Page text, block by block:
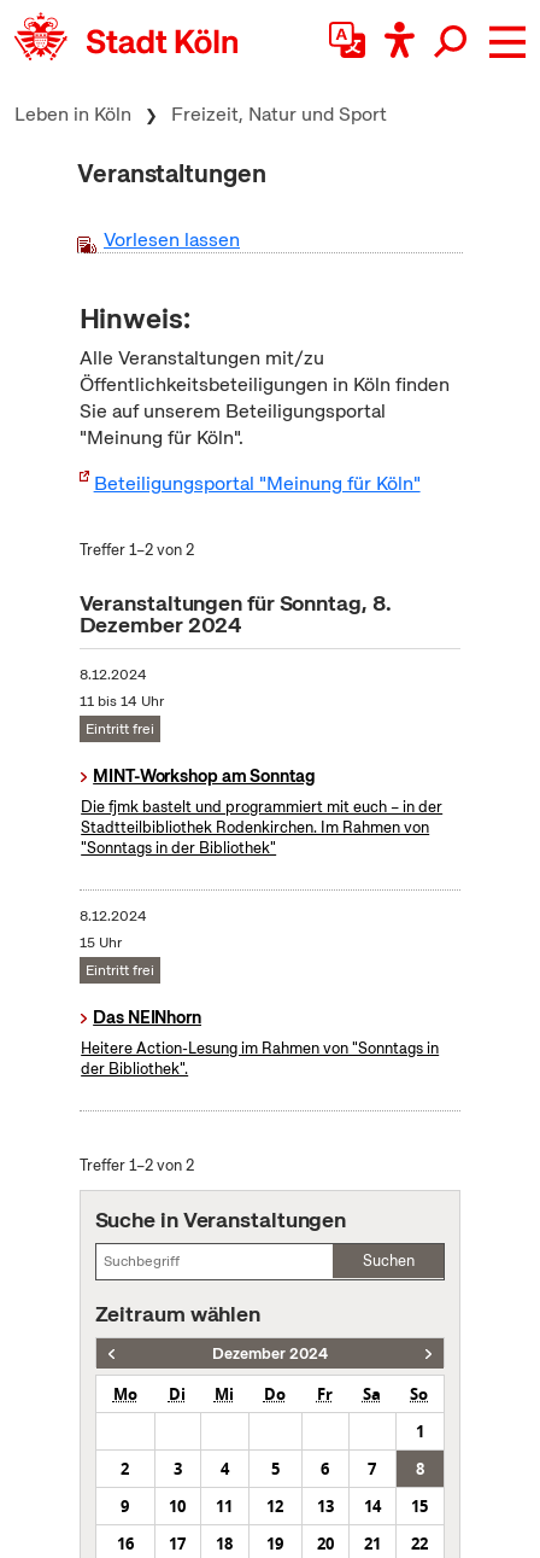
zum Inhalt springen
Leben in Köln Freizeit, Natur und Sport
Veranstaltungen
Vorlesen lassen
Hinweis:
Alle Veranstaltungen mit/zu
Öffentlichkeitsbeteiligungen in Köln finden
Sie auf unserem Beteiligungsportal
"Meinung für Köln".
Beteiligungsportal "Meinung für Köln"
Treffer 1–2 von 2
Veranstaltungen für Sonntag, 8.
Dezember 2024
8.12.2024
11 bis 14 Uhr
Eintritt frei
MINT-Workshop am Sonntag
Die fjmk bastelt und programmiert mit euch – in der
Stadtteilbibliothek Rodenkirchen. Im Rahmen von
"Sonntags in der Bibliothek"
8.12.2024
15 Uhr
Eintritt frei
Das NEINhorn
Heitere Action-Lesung im Rahmen von "Sonntags in
der Bibliothek".
Treffer 1–2 von 2
Suche in Veranstaltungen
Suchen
Zeitraum wählen
Dezember 2024
Mo Di Mi Do Fr Sa
So
1
2
3 4 5 6 7
8
9
10 11 12 13 14
15
16
17 18 19 20 21
22